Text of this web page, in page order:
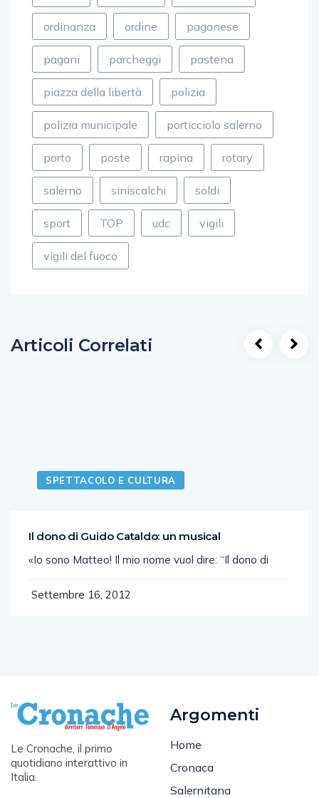
ordinanza ordine paganese
pagani parcheggi pastena
piazza della libertà polizia
polizia municipale porticciolo salerno
porto poste rapina rotary
salerno siniscalchi soldi
sport TOP udc vigili
vigili del fuoco
Articoli Correlati
SPETTACOLO E CULTURA
Il dono di Guido Cataldo: un musical
«Io sono Matteo! Il mio nome vuol dire: “Il dono di
Settembre 16, 2012
Le Cronache, il primo
quotidiano interattivo in
Italia.
Argomenti
Home
Cronaca
Salernitana